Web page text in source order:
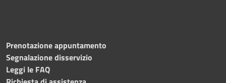
Prenotazione appuntamento
Segnalazione disservizio
Leggi le FAQ